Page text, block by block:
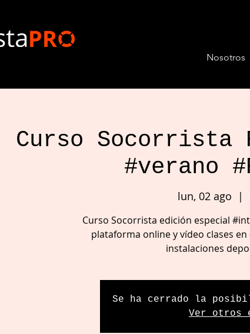
Nosotros
Curso Socorrista
#verano
lun, 02 ago
  |
Curso Socorrista edición especial
plataforma online y vídeo clases
instalaciones
Se ha cerrado la
Ver otros